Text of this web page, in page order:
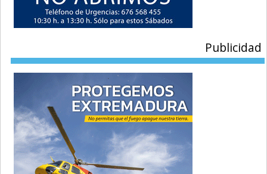
Publicidad